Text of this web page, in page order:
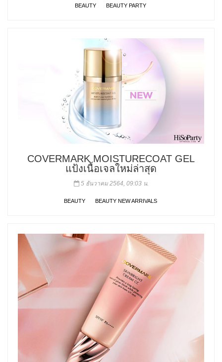
BEAUTY BEAUTY PARTY
COVERMARK MOISTURECOAT GEL
แป้งเนื้อเจลใหม่ล่าสุด
5 ธันวาคม 2564, 09:03 น.
BEAUTY BEAUTY NEW ARRIVALS